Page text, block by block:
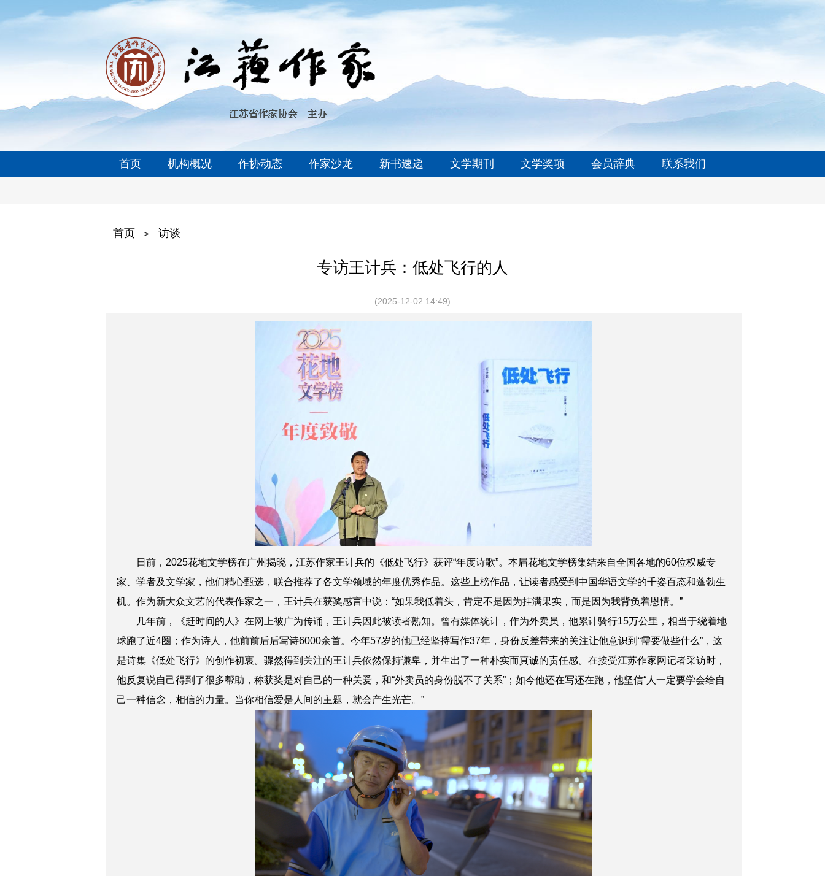
首页 机构概况 作协动态 作家沙龙 新书速递 文学期刊 文学奖项 会员辞典 联系我们
首页 > 访谈
专访王计兵：低处飞行的人
(2025-12-02 14:49)
日前，2025花地文学榜在广州揭晓，江苏作家王计兵的《低处飞行》获评“年度诗歌”。本届花地文学榜集结来自全国各地的60位权威专
家、学者及文学家，他们精心甄选，联合推荐了各文学领域的年度优秀作品。这些上榜作品，让读者感受到中国华语文学的千姿百态和蓬勃生
机。作为新大众文艺的代表作家之一，王计兵在获奖感言中说：“如果我低着头，肯定不是因为挂满果实，而是因为我背负着恩情。”
几年前，《赶时间的人》在网上被广为传诵，王计兵因此被读者熟知。曾有媒体统计，作为外卖员，他累计骑行15万公里，相当于绕着地
球跑了近4圈；作为诗人，他前前后后写诗6000余首。今年57岁的他已经坚持写作37年，身份反差带来的关注让他意识到“需要做些什么”，这
是诗集《低处飞行》的创作初衷。骤然得到关注的王计兵依然保持谦卑，并生出了一种朴实而真诚的责任感。在接受江苏作家网记者采访时，
他反复说自己得到了很多帮助，称获奖是对自己的一种关爱，和“外卖员的身份脱不了关系”；如今他还在写还在跑，他坚信“人一定要学会给自
己一种信念，相信的力量。当你相信爱是人间的主题，就会产生光芒。”